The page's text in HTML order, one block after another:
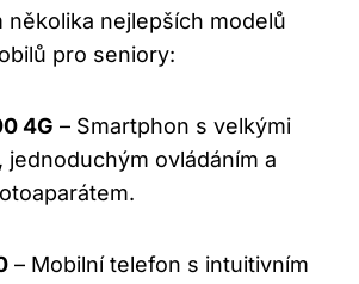
několika nejlepších modelů
pro seniory:
4G – Smartphon s velkými
jednoduchým ovládáním a
– Mobilní telefon s intuitivním